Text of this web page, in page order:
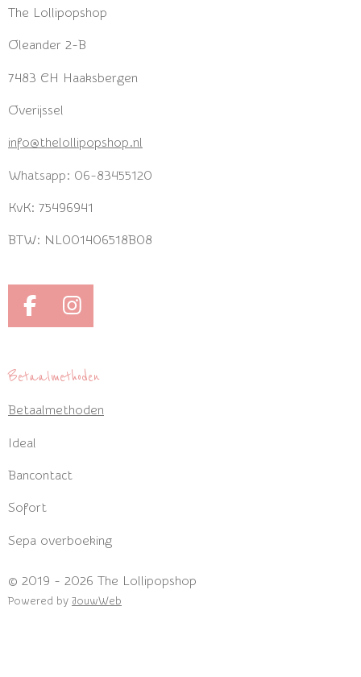
The Lollipopshop
Oleander 2-B
7483 CH Haaksbergen
Overijssel
info@thelollipopshop.nl
Whatsapp: 06-83455120
KvK: 75496941
BTW: NL001406518B08
F
e
o
o
I
t
g
m
Betaalmethoden
Betaalmethoden
Ideal
Bancontact
Sofort
Sepa overboeking
© 2019 - 2026 The Lollipopshop
Powered by JouwWeb